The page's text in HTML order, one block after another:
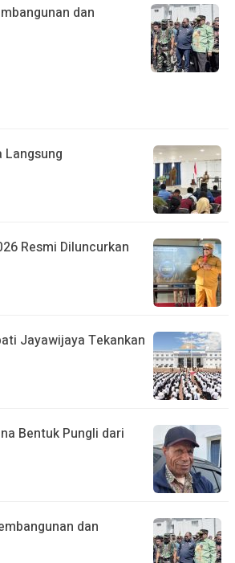
dan
Langsung
Resmi Diluncurkan
Jayawijaya Tekankan
Bentuk Pungli dari
dan